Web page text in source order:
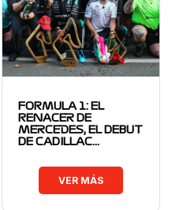
FORMULA 1: EL
RENACER DE
MERCEDES, EL DEBUT
DE CADILLAC…
VER MÁS